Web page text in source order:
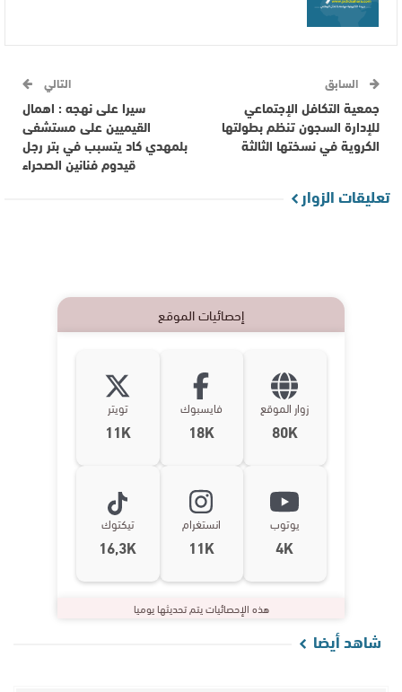
السابق
جمعية التكافل الإجتماعي
للإدارة السجون تنظم بطولتها
الكروية في نسختها الثالثة
التالي
سيرا على نهجه : اهمال
القيميين على مستشفى
بلمهدي كاد يتسبب في بتر رجل
قيدوم فنانين الصحراء
تعليقات الزوار
إحصائيات الموقع
زوار الموقع
80K
فايسبوك
18K
تويتر
11K
يوتوب
4K
انستغرام
11K
تيكتوك
16,3K
هذه الإحصائيات يتم تحديثها يوميا
شاهد أيضا